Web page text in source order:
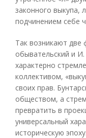
законного выкупа,
подчинением себе
Так возникают
обывательский и
характерно
коллективом,
своих прав.
обществом, а
превратить в
универсальный
историческую